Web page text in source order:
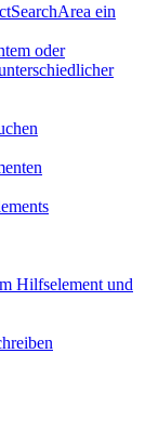
ein
oder
Hilfselement und